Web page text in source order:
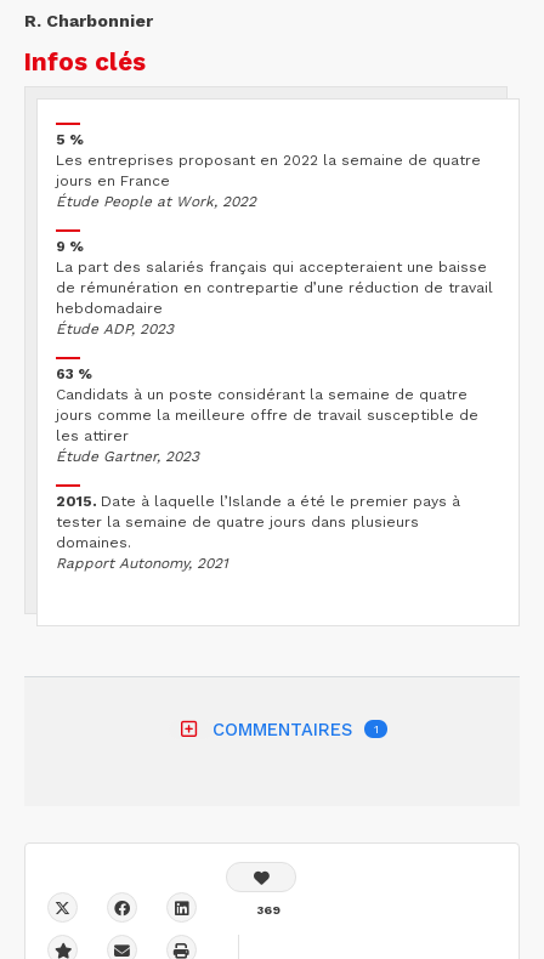
R. Charbonnier
Infos clés
5 %
Les entreprises proposant en 2022 la semaine de quatre
jours en France
Étude People at Work, 2022
9 %
La part des salariés français qui accepteraient une baisse
de rémunération en contrepartie d’une réduction de travail
hebdomadaire
Étude ADP, 2023
63 %
Candidats à un poste considérant la semaine de quatre
jours comme la meilleure offre de travail susceptible de
les attirer
Étude Gartner, 2023
2015. Date à laquelle l’Islande a été le premier pays à
tester la semaine de quatre jours dans plusieurs
domaines.
Rapport Autonomy, 2021
COMMENTAIRES 1
369